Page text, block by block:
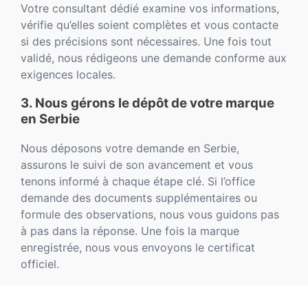
Votre consultant dédié examine vos informations,
vérifie qu’elles soient complètes et vous contacte
si des précisions sont nécessaires. Une fois tout
validé, nous rédigeons une demande conforme aux
exigences locales.
3. Nous gérons le dépôt de votre marque
en Serbie
Nous déposons votre demande en Serbie,
assurons le suivi de son avancement et vous
tenons informé à chaque étape clé. Si l’office
demande des documents supplémentaires ou
formule des observations, nous vous guidons pas
à pas dans la réponse. Une fois la marque
enregistrée, nous vous envoyons le certificat
officiel.